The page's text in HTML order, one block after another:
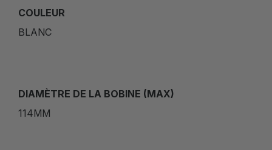
COULEUR
BLANC
DIAMÈTRE DE LA BOBINE (MAX)
114MM